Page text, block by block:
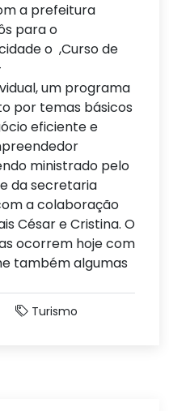
a prefeitura
para o
o ,Curso de
um programa
por temas básicos
eficiente e
ministrado pelo
da secretaria
a colaboração
César e Cristina. O
ocorrem hoje com
também algumas
Turismo